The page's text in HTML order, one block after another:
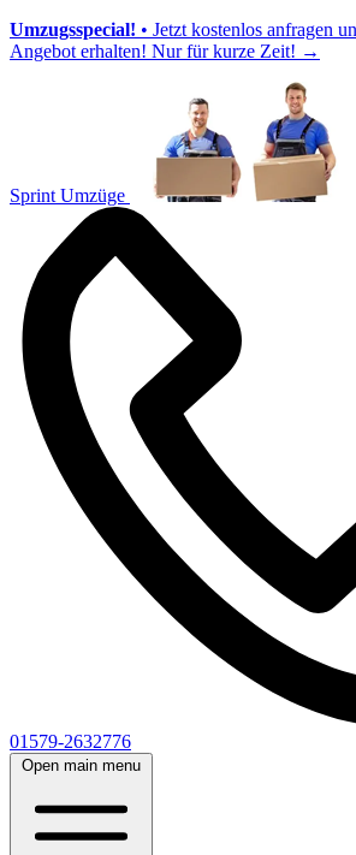
Umzugsspecial! • Jetzt kostenlos anfragen
Angebot erhalten! Nur für kurze Zeit! →
Sprint Umzüge
01579-2632776
Open main menu